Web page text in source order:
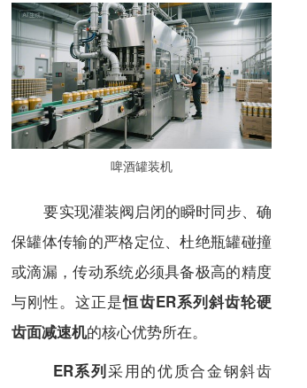
啤酒罐装机
要实现灌装阀启闭的瞬时同步、确
保罐体传输的严格定位、杜绝瓶罐碰撞
或滴漏，传动系统必须具备极高的精度
与刚性。这正是恒齿ER系列斜齿轮硬
齿面减速机的核心优势所在。
ER系列采用的优质合金钢斜齿